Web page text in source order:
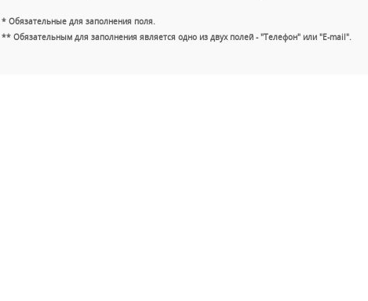
* Обязательные для заполнения поля.
** Обязательным для заполнения является одно из двух полей - "Телефон" или "E-mail".